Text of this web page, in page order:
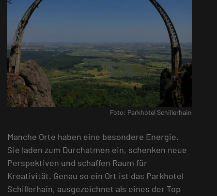
Foto: Parkhotel Schillerhain
Manche Orte haben eine besondere Energie.
Sie laden zum Durchatmen ein, schenken neue
Perspektiven und schaffen Raum für
Kreativität. Genau so ein Ort ist das Parkhotel
Schillerhain, ausgezeichnet als eines der Top